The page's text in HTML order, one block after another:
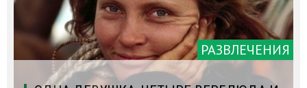
РАЗВЛЕЧЕНИЯ